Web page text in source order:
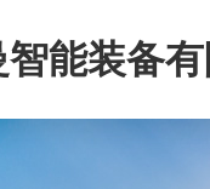
能装备